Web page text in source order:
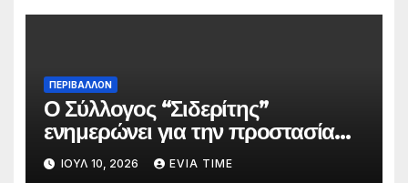
ΠΕΡΙΒΑΛΛΟΝ
Ο Σύλλογος “Σιδερίτης”
ενημερώνει για την προστασία
προσωπικών δεδομένων
ΙΟΎΛ 10, 2026 EVIA TIME